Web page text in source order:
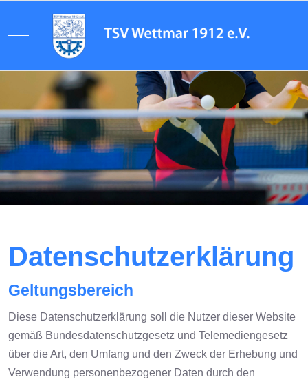
Mobile Menu Toggle
Datenschutzerklärung
Geltungsbereich
Diese Datenschutzerklärung soll die Nutzer dieser Website
gemäß Bundesdatenschutzgesetz und Telemediengesetz
über die Art, den Umfang und den Zweck der Erhebung und
Verwendung personenbezogener Daten durch den